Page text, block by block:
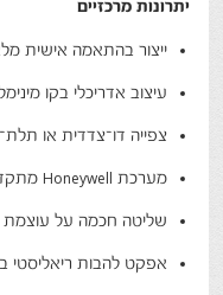
יתרונות מרכזיים
ייצור בהתאמה אישית
עיצוב אדריכלי בקו
צפייה דו־צדדית או
מערכת Honeywell מתקדמת תוצרת ארה״ב
שליטה חכמה על עוצמת
אפקט להבות ריאליסטי